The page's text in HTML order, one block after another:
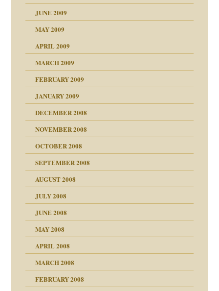
JUNE 2009
MAY 2009
APRIL 2009
MARCH 2009
FEBRUARY 2009
JANUARY 2009
DECEMBER 2008
NOVEMBER 2008
OCTOBER 2008
SEPTEMBER 2008
AUGUST 2008
JULY 2008
JUNE 2008
MAY 2008
APRIL 2008
MARCH 2008
FEBRUARY 2008